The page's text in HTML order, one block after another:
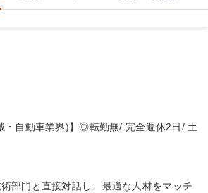
・自動車業界)】◎転勤無/ 完全週休2日/ 土
部門と直接対話し、最適な人材をマッチ